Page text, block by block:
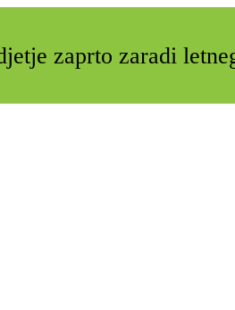
zaprto zaradi